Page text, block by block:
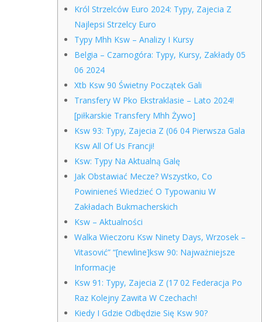
Król Strzelców Euro 2024: Typy, Zajecia Z
Najlepsi Strzelcy Euro
Typy Mhh Ksw – Analizy I Kursy
Belgia – Czarnogóra: Typy, Kursy, Zakłady 05
06 2024
Xtb Ksw 90 Świetny Początek Gali
Transfery W Pko Ekstraklasie – Lato 2024!
[piłkarskie Transfery Mhh Żywo]
Ksw 93: Typy, Zajecia Z (06 04 Pierwsza Gala
Ksw All Of Us Francji!
Ksw: Typy Na Aktualną Galę
Jak Obstawiać Mecze? Wszystko, Co
Powinieneś Wiedzieć O Typowaniu W
Zakładach Bukmacherskich
Ksw – Aktualności
Walka Wieczoru Ksw Ninety Days, Wrzosek –
Vitasović” “[newline]ksw 90: Najważniejsze
Informacje
Ksw 91: Typy, Zajecia Z (17 02 Federacja Po
Raz Kolejny Zawita W Czechach!
Kiedy I Gdzie Odbędzie Się Ksw 90?